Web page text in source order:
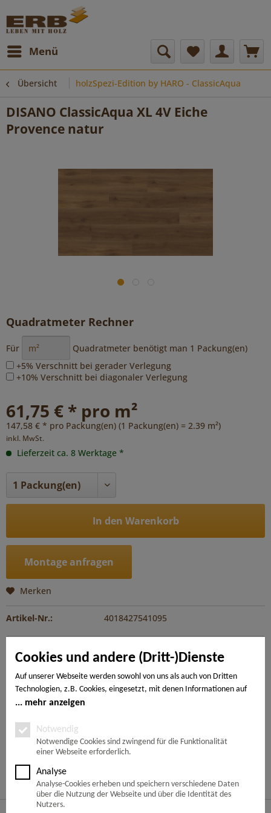
Cookies und andere (Dritt-)Dienste
Auf unserer Webseite werden sowohl von uns als auch von Dritten
Technologien, z.B. Cookies, eingesetzt, mit denen Informationen auf
Ihrem Endgerät gespeichert und/oder von Ihrem Endgerät abgerufen
Notwendige Cookies, Analyse-, Marketing- und Statistik-Cookies. Bei
den notwendigen Cookies handelt es sich um solche, die technisch
notwendig sind, um den von Ihnen gewünschten Dienst
bereitzustellen, die übrigen Cookies werden nur auf Grund einer von
Ihnen erteilten Einwilligung gesetzt. Die Einwilligung ist freiwillig.
Personen, die das 16. Lebensjahr noch nicht vollendet haben,
benötigen die Zustimmung der Sorgeberechtigten. Sie können Ihre
mehr anzeigen
Notwendig
Notwendige Cookies sind zwingend für die Funktionalität
einer Webseite erforderlich.
Analyse
Analyse-Cookies erheben und speichern verschiedene Daten
über die Nutzung der Webseite und über die Identität des
Nutzers.
Menü
Übersicht holzSpezi-Edition by HARO - ClassicAqua
DISANO ClassicAqua XL 4V Eiche
Provence natur
Quadratmeter Rechner
Für Quadratmeter benötigt man 1 Packung(en)
+5% Verschnitt bei gerader Verlegung
+10% Verschnitt bei diagonaler Verlegung
61,75 € * pro m²
147,58 € * pro Packung(en) (1 Packung(en) = 2.39 m²)
inkl. MwSt.
Lieferzeit ca. 8 Werktage *
In den Warenkorb
Montage anfragen
Merken
Artikel-Nr.: 4018427541095
Die DISANO Premium-Diele im Großformat bringt das
gewisse Etwas in jeden Raum. Der ClassicAqua...mehr
Ähnliche Artikel
Kunden haben sich ebenfalls angesehen